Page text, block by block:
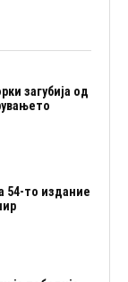
загубија од
54-то издание